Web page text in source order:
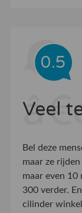
0.5
Veel
Bel deze
maar ze
maar even
300 verder.
cilinder